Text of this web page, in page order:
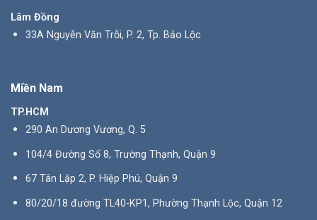
Lâm Đồng
33A Nguyễn Văn Trỗi, P. 2, Tp. Bảo Lộc
Miền Nam
TP.HCM
290 An Dương Vương, Q. 5
104/4 Đường Số 8, Trường Thạnh, Quận 9
67 Tân Lập 2, P. Hiệp Phú, Quận 9
80/20/18 đường TL40-KP1, Phường Thạnh Lộc, Quận 12